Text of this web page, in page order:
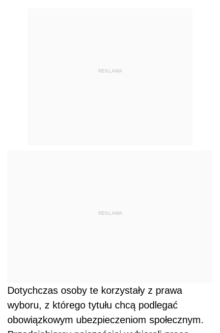
REKLAMA
REKLAMA
Dotychczas osoby te korzystały z prawa
wyboru, z którego tytułu chcą podlegać
obowiązkowym ubezpieczeniom społecznym.